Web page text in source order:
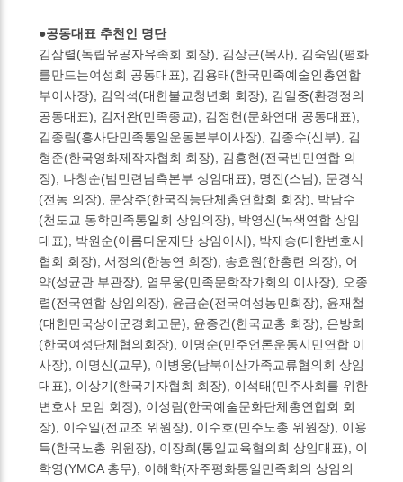
●공동대표 추천인 명단
김삼렬(독립유공자유족회 회장), 김상근(목사), 김숙임(평화
를만드는여성회 공동대표), 김용태(한국민족예술인총연합
부이사장), 김익석(대한불교청년회 회장), 김일중(환경정의
공동대표), 김재완(민족종교), 김정헌(문화연대 공동대표),
김종림(흥사단민족통일운동본부이사장), 김종수(신부), 김
형준(한국영화제작자협회 회장), 김흥현(전국빈민연합 의
장), 나창순(범민련남측본부 상임대표), 명진(스님), 문경식
(전농 의장), 문상주(한국직능단체총연합회 회장), 박남수
(천도교 동학민족통일회 상임의장), 박영신(녹색연합 상임
대표), 박원순(아름다운재단 상임이사), 박재승(대한변호사
협회 회장), 서정의(한농연 회장), 송효원(한총련 의장), 어
약(성균관 부관장), 염무웅(민족문학작가회의 이사장), 오종
렬(전국연합 상임의장), 윤금순(전국여성농민회장), 윤재철
(대한민국상이군경회고문), 윤종건(한국교총 회장), 은방희
(한국여성단체협의회장), 이명순(민주언론운동시민연합 이
사장), 이명신(교무), 이병웅(남북이산가족교류협의회 상임
대표), 이상기(한국기자협회 회장), 이석태(민주사회를 위한
변호사 모임 회장), 이성림(한국예술문화단체총연합회 회
장), 이수일(전교조 위원장), 이수호(민주노총 위원장), 이용
득(한국노총 위원장), 이장희(통일교육협의회 상임대표), 이
학영(YMCA 총무), 이해학(자주평화통일민족회의 상임의